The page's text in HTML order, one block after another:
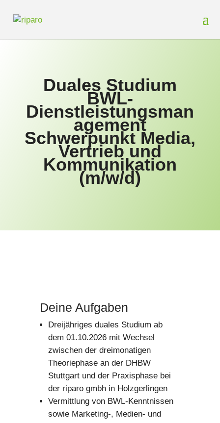
Duales Studium
BWL-
Dienstleistungsman
agement
Schwerpunkt Media,
Vertrieb und
Kommunikation
(m/w/d)
Deine Aufgaben
Dreijähriges duales Studium ab
dem 01.10.2026 mit Wechsel
zwischen der dreimonatigen
Theoriephase an der DHBW
Stuttgart und der Praxisphase bei
der riparo gmbh in Holzgerlingen
Vermittlung von BWL-Kenntnissen
sowie Marketing-, Medien- und